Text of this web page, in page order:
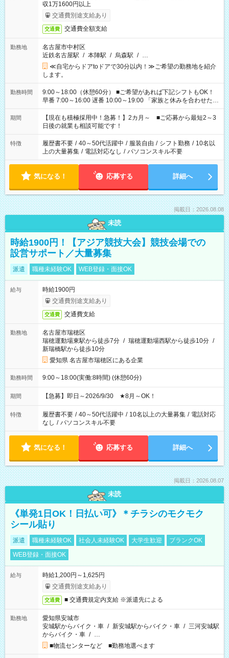
収1万1600円以上
交通費別途支給あり
交通費 交通費全額支給
勤務地
名古屋市中村区
近鉄名古屋駅 / 本陣駅 / 烏森駅 / …
≪自宅からドアtoドアで30分以内！≫ご希望の勤務地を紹介
します。
勤務時間
9:00～18:00（休憩60分） ■ご希望があれば下記シフトもOK！
早番 7:00～16:00 遅番 10:00～19:00 「家族と休みを合わせた
い」 「余裕を持って夕飯の準備がしたい」 「できれば残業はし
たくない」 など、ご希望を教えてくださいね。 ※Wワーク希望
の方へ 今ご覧のお仕事で希望する勤務時間と、もう1つのお仕事
の勤務時間。 合計で週40時間を超える場合は応募できません。
期間
【現在も積極採用中！急募！】2カ月～ ■ご応募から最短2～3
日後の就業も相談可能です！
特徴 履歴書不要 / 40～50代活躍中 / 服装自由 / シフト勤務 / 10名以
上の大量募集 / 電話対応なし / パソコンスキル不要
気になる！ 応募する 詳細へ
掲載日：2026.08.08
未読
時給1900円！【アジア競技大会】競技会場での
設営サポート／大量募集
派遣 職種未経験OK WEB登録・面接OK
給与
時給1900円
交通費別途支給あり
交通費 交通費支給
勤務地
名古屋市瑞穂区
瑞穂運動場東駅から徒歩7分 / 瑞穂運動場西駅から徒歩10分 /
新瑞橋駅から徒歩10分
愛知県 名古屋市瑞穂区にある企業
勤務時間 9:00～18:00(実働:8時間) (休憩60分)
期間 【急募】即日～2026/9/30 ★8月～OK！
特徴 履歴書不要 / 40～50代活躍中 / 10名以上の大量募集 / 電話対応
なし / パソコンスキル不要
気になる！ 応募する 詳細へ
掲載日：2026.08.07
未読
《単発1日OK！日払い可》＊チラシのモクモク
シール貼り
派遣 職種未経験OK 社会人未経験OK 大学生歓迎
ブランクOK
WEB登録・面接OK
給与
時給1,200円～1,625円
交通費別途支給あり
交通費 ■ 交通費規定内支給 ※派遣先による
勤務地
愛知県安城市
安城駅からバイク・車 / 新安城駅からバイク・車 / 三河安城駅
からバイク・車 / …
■物流センターなど ■勤務地選べます